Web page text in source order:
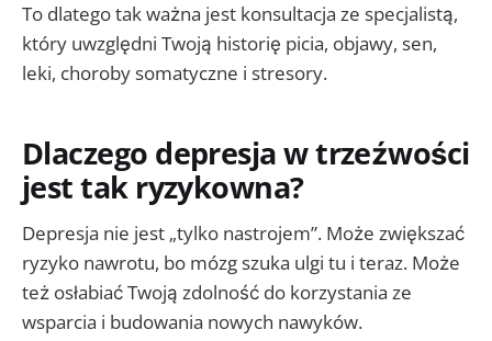
To dlatego tak ważna jest konsultacja ze specjalistą,
który uwzględni Twoją historię picia, objawy, sen,
leki, choroby somatyczne i stresory.
Dlaczego depresja w trzeźwości
jest tak ryzykowna?
Depresja nie jest „tylko nastrojem”. Może zwiększać
ryzyko nawrotu, bo mózg szuka ulgi tu i teraz. Może
też osłabiać Twoją zdolność do korzystania ze
wsparcia i budowania nowych nawyków.